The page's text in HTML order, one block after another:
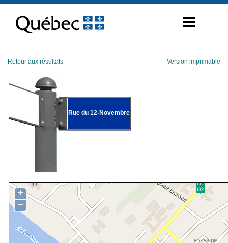
contenu
Retour aux résultats Version imprimable
Rue du 12-Novembre
+
−